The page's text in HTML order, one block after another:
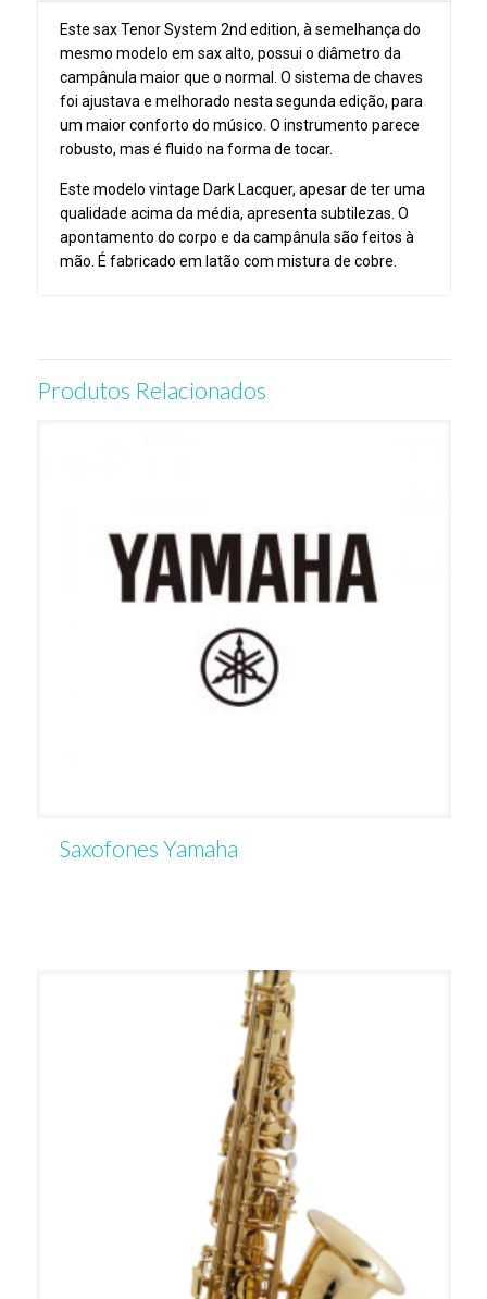
Este sax Tenor System 2nd edition, à semelhança do
mesmo modelo em sax alto, possui o diâmetro da
campânula maior que o normal. O sistema de chaves
foi ajustava e melhorado nesta segunda edição, para
um maior conforto do músico. O instrumento parece
robusto, mas é fluido na forma de tocar.
Este modelo vintage Dark Lacquer, apesar de ter uma
qualidade acima da média, apresenta subtilezas. O
apontamento do corpo e da campânula são feitos à
mão. É fabricado em latão com mistura de cobre.
Produtos Relacionados
Saxofones Yamaha